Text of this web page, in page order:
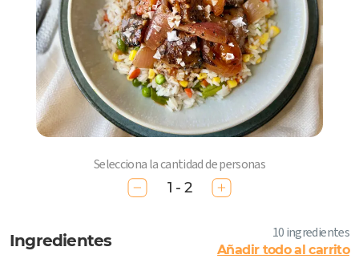
Selecciona la cantidad de personas
1 - 2
Ingredientes 10 ingredientes
Añadir todo al carrito